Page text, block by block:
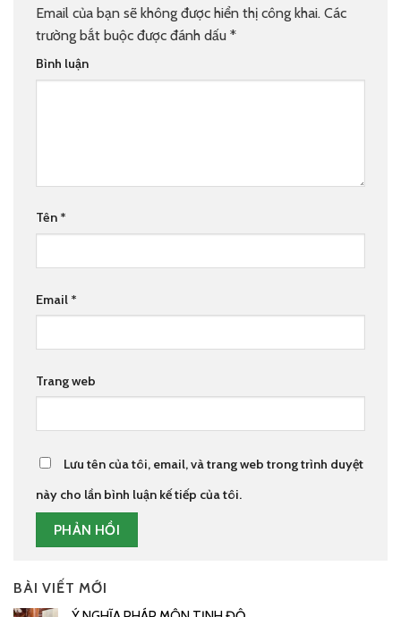
BÀI VIẾT MỚI
Email của bạn sẽ không được hiển thị công khai. Các
trường bắt buộc được đánh dấu *
Bình luận
Tên *
Email *
Trang web
Lưu tên của tôi, email, và trang web trong trình duyệt
này cho lần bình luận kế tiếp của tôi.